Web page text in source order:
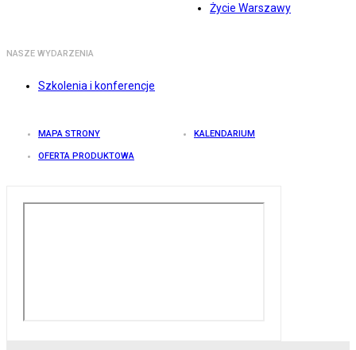
Życie Warszawy
NASZE WYDARZENIA
Szkolenia i konferencje
MAPA STRONY KALENDARIUM
OFERTA PRODUKTOWA